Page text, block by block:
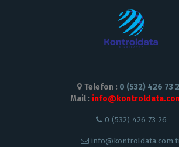
Telefon : 0 (532) 426 73
Mail :
0 (532) 426 73 26